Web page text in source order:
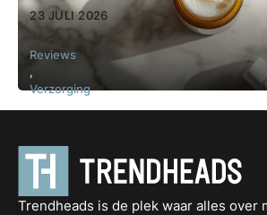
23 JULI 2026
Reviews
,
Verzorging
Trendheads is de plek waar alles over